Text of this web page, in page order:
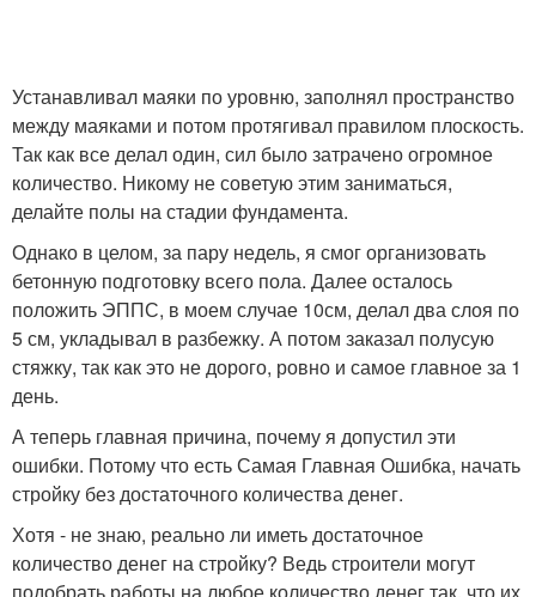
Устанавливал маяки по уровню, заполнял пространство
между маяками и потом протягивал правилом плоскость.
Так как все делал один, сил было затрачено огромное
количество. Никому не советую этим заниматься,
делайте полы на стадии фундамента.
Однако в целом, за пару недель, я смог организовать
бетонную подготовку всего пола. Далее осталось
положить ЭППС, в моем случае 10см, делал два слоя по
5 см, укладывал в разбежку. А потом заказал полусую
стяжку, так как это не дорого, ровно и самое главное за 1
день.
А теперь главная причина, почему я допустил эти
ошибки. Потому что есть Самая Главная Ошибка, начать
стройку без достаточного количества денег.
Хотя - не знаю, реально ли иметь достаточное
количество денег на стройку? Ведь строители могут